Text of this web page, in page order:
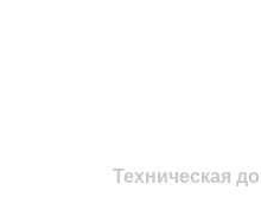
Техническая